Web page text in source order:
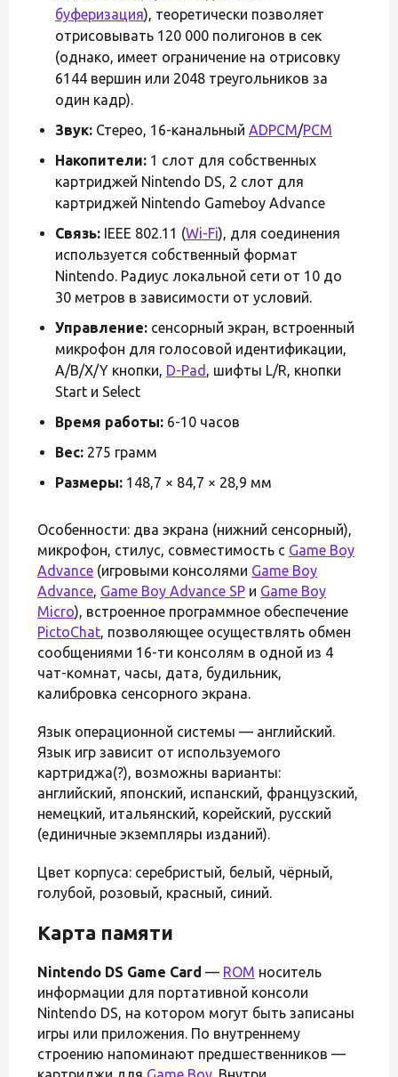
буферизация), теоретически позволяет
отрисовывать 120 000 полигонов в сек
(однако, имеет ограничение на отрисовку
6144 вершин или 2048 треугольников за
один кадр).
Звук: Стерео, 16-канальный ADPCM/PCM
Накопители: 1 слот для собственных
картриджей Nintendo DS, 2 слот для
картриджей Nintendo Gameboy Advance
Связь: IEEE 802.11 (Wi-Fi), для соединения
используется собственный формат
Nintendo. Радиус локальной сети от 10 до
30 метров в зависимости от условий.
Управление: сенсорный экран, встроенный
микрофон для голосовой идентификации,
A/B/X/Y кнопки, D-Pad , шифты L/R, кнопки
Start и Select
Время работы: 6-10 часов
Вес: 275 грамм
Размеры: 148,7 × 84,7 × 28,9 мм
Особенности: два экрана (нижний сенсорный),
микрофон, стилус, совместимость с Game Boy
Advance (игровыми консолями Game Boy
Advance, Game Boy Advance SP и Game Boy
Micro), встроенное программное обеспечение
PictoChat, позволяющее осуществлять обмен
сообщениями 16-ти консолям в одной из 4
чат-комнат, часы, дата, будильник,
калибровка сенсорного экрана.
Язык операционной системы — английский.
Язык игр зависит от используемого
картриджа(?), возможны варианты:
английский, японский, испанский, французский,
немецкий, итальянский, корейский, русский
(единичные экземпляры изданий).
Цвет корпуса: серебристый, белый, чёрный,
голубой, розовый, красный, синий.
Карта памяти
Nintendo DS Game Card — ROM носитель
информации для портативной консоли
Nintendo DS, на котором могут быть записаны
игры или приложения. По внутреннему
строению напоминают предшественников —